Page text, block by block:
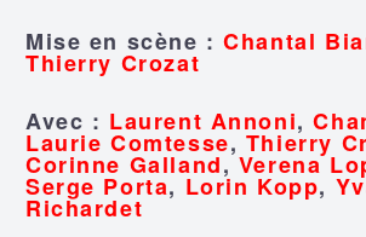
Mise en scène :Chantal
Thierry Crozat
Avec : Laurent Annoni,
Laurie Comtesse, Thierry
Corinne Galland,Verena
Serge Porta, Lorin Kopp,
Richardet